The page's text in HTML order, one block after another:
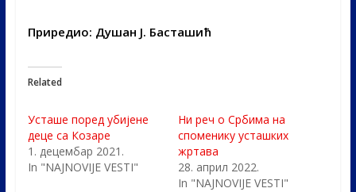
Приредио: Душан Ј. Басташић
Related
Усташе поред убијене
деце са Козаре
1. децембар 2021.
In "NAJNOVIJE VESTI"
Ни реч о Србима на
споменику усташких
жртава
28. април 2022.
In "NAJNOVIJE VESTI"